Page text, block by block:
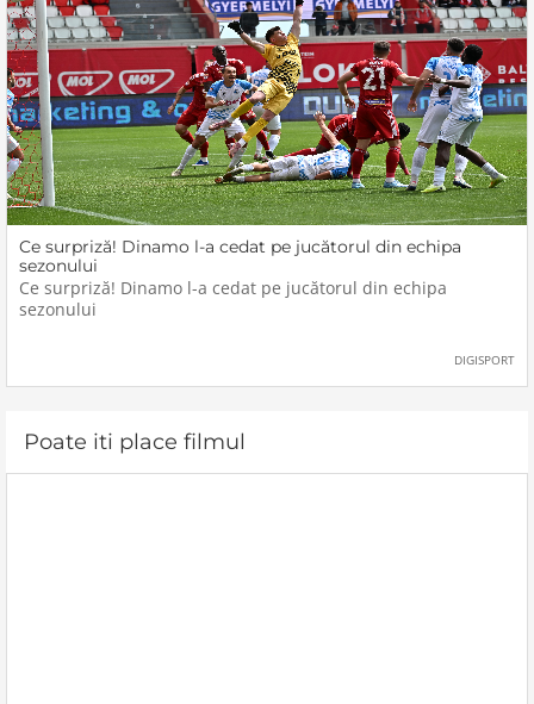
Ce surpriză! Dinamo l-a cedat pe jucătorul din echipa
sezonului
Ce surpriză! Dinamo l-a cedat pe jucătorul din echipa
sezonului
DIGISPORT
Poate iti place filmul